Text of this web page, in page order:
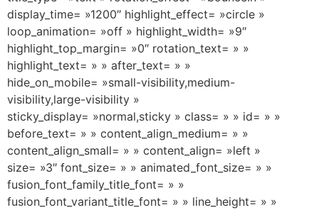
display_time= »1200″ highlight_effect= »circle »
loop_animation= »off » highlight_width= »9″
highlight_top_margin= »0″ rotation_text= » »
highlight_text= » » after_text= » »
hide_on_mobile= »small-visibility,medium-
visibility,large-visibility »
sticky_display= »normal,sticky » class= » » id= » »
before_text= » » content_align_medium= » »
content_align_small= » » content_align= »left »
size= »3″ font_size= » » animated_font_size= » »
fusion_font_family_title_font= » »
fusion_font_variant_title_font= » » line_height= » »